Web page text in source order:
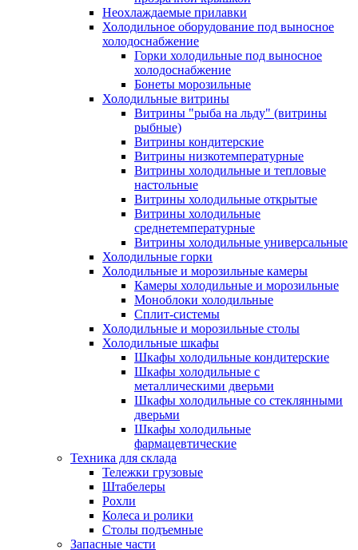
Неохлаждаемые прилавки
Холодильное оборудование под выносное
холодоснабжение
Горки холодильные под выносное
холодоснабжение
Бонеты морозильные
Холодильные витрины
Витрины "рыба на льду" (витрины
рыбные)
Витрины кондитерские
Витрины низкотемпературные
Витрины холодильные и тепловые
настольные
Витрины холодильные открытые
Витрины холодильные
среднетемпературные
Витрины холодильные универсальные
Холодильные горки
Холодильные и морозильные камеры
Камеры холодильные и морозильные
Моноблоки холодильные
Сплит-системы
Холодильные и морозильные столы
Холодильные шкафы
Шкафы холодильные кондитерские
Шкафы холодильные с
металлическими дверьми
Шкафы холодильные со стеклянными
дверьми
Шкафы холодильные
фармацевтические
Техника для склада
Тележки грузовые
Штабелеры
Рохли
Колеса и ролики
Столы подъемные
Запасные части